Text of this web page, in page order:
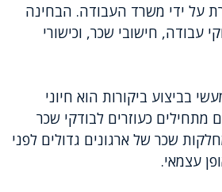
על ידי משרד העבודה. הבחינה
עבודה, חישובי שכר, וכישורי
בביצוע ביקורות הוא חיוני
כעוזרים לבודקי שכר
שכר של ארגונים גדולים לפני
עצמאי.